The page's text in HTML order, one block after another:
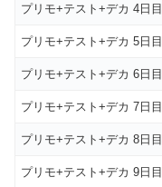
プリモ+テスト+デカ 4日目
プリモ+テスト+デカ 5日目
プリモ+テスト+デカ 6日目
プリモ+テスト+デカ 7日目
プリモ+テスト+デカ 8日目
プリモ+テスト+デカ 9日目